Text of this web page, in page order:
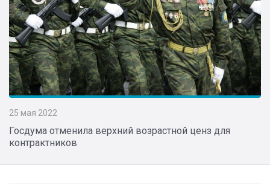
25 мая 2022
Госдума отменила верхний возрастной ценз для
контрактников